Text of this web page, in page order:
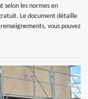
selon les normes en
Le document détaille
vous pouvez